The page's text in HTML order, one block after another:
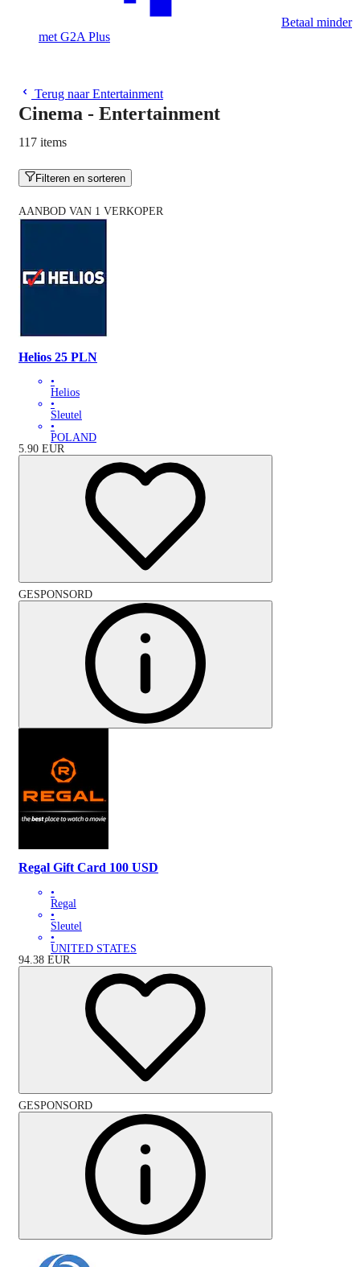
Betaal minder
met G2A Plus
Terug naar Entertainment
Cinema - Entertainment
117 items
Filteren en sorteren
AANBOD VAN 1 VERKOPER
Helios 25 PLN
•
Helios
•
Sleutel
•
POLAND
5.90 EUR
GESPONSORD
Regal Gift Card 100 USD
•
Regal
•
Sleutel
•
UNITED STATES
94.38 EUR
GESPONSORD